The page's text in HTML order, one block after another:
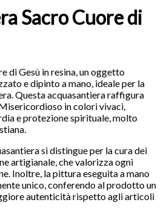
Sacro Cuore di
di Gesù in resina, un oggetto
e dipinto a mano, ideale per la
Questa acquasantiera raffigura
in colori vivaci,
e protezione spirituale, molto
si distingue per la cura dei
artigianale, che valorizza ogni
Inoltre, la pittura eseguita a mano
unico, conferendo al prodotto un
autenticità rispetto agli articoli